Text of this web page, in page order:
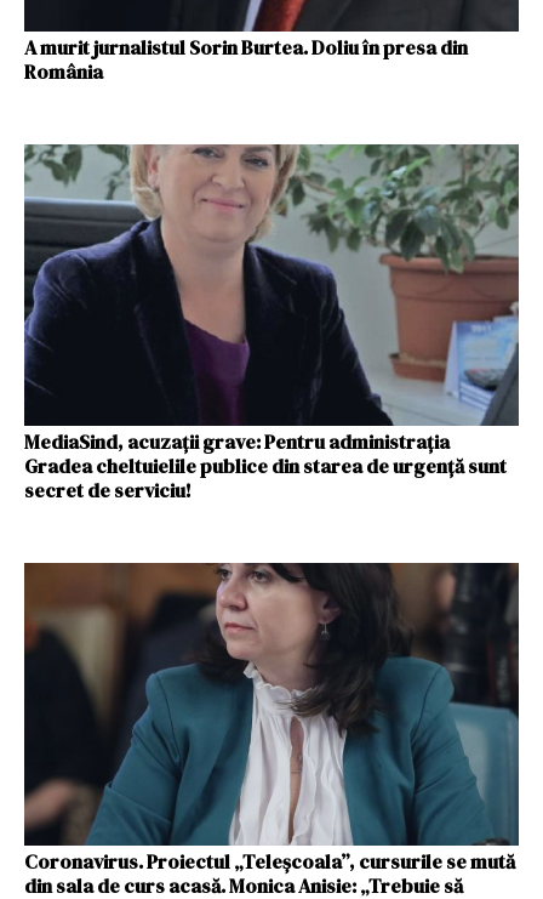
A murit jurnalistul Sorin Burtea. Doliu în presa din
România
MediaSind, acuzații grave: Pentru administrația
Gradea cheltuielile publice din starea de urgență sunt
secret de serviciu!
Coronavirus. Proiectul „Teleșcoala”, cursurile se mută
din sala de curs acasă. Monica Anisie: „Trebuie să